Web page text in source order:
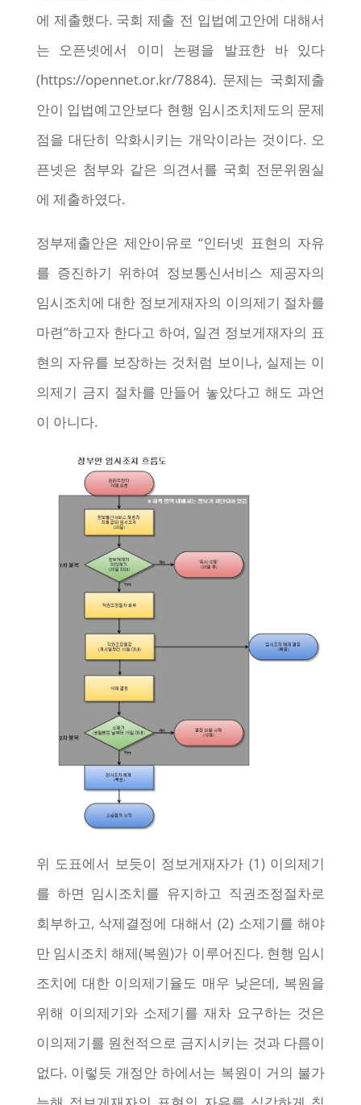
에 제출했다. 국회 제출 전 입법예고안에 대해서
는 오픈넷에서 이미 논평을 발표한 바 있다
(https://opennet.or.kr/7884). 문제는 국회제출
안이 입법예고안보다 현행 임시조치제도의 문제
점을 대단히 악화시키는 개악이라는 것이다. 오
픈넷은 첨부와 같은 의견서를 국회 전문위원실
에 제출하였다.
정부제출안은 제안이유로 “인터넷 표현의 자유
를 증진하기 위하여 정보통신서비스 제공자의
임시조치에 대한 정보게재자의 이의제기 절차를
마련”하고자 한다고 하여, 일견 정보게재자의 표
현의 자유를 보장하는 것처럼 보이나, 실제는 이
의제기 금지 절차를 만들어 놓았다고 해도 과언
이 아니다.
위 도표에서 보듯이 정보게재자가 (1) 이의제기
를 하면 임시조치를 유지하고 직권조정절차로
회부하고, 삭제결정에 대해서 (2) 소제기를 해야
만 임시조치 해제(복원)가 이루어진다. 현행 임시
조치에 대한 이의제기율도 매우 낮은데, 복원을
위해 이의제기와 소제기를 재차 요구하는 것은
이의제기를 원천적으로 금지시키는 것과 다름이
없다. 이렇듯 개정안 하에서는 복원이 거의 불가